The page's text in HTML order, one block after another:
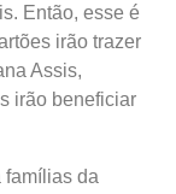
Então, esse é
irão trazer
Assis,
irão beneficiar
famílias da